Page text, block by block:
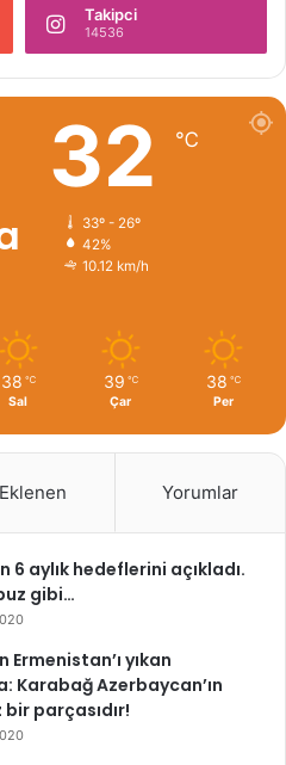
Takipci
14536
32 ℃
33º - 26º
42%
10.12 km/h
38 ℃
Sal
39 ℃
Çar
38 ℃
Per
Yorumlar
6 aylık hedeflerini açıkladı.
gibi…
Ermenistan’ı yıkan
Karabağ Azerbaycan’ın
bir parçasıdır!